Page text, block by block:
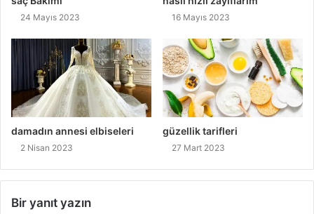
24 Mayıs 2023 16 Mayıs 2023
damadın annesi elbiseleri
2 Nisan 2023
güzellik tarifleri
27 Mart 2023
Bir yanıt yazın